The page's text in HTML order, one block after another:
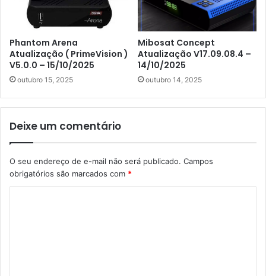
Phantom Arena
Atualização ( PrimeVision )
V5.0.0 – 15/10/2025
outubro 15, 2025
Mibosat Concept
Atualização V17.09.08.4 –
14/10/2025
outubro 14, 2025
Deixe um comentário
O seu endereço de e-mail não será publicado. Campos
obrigatórios são marcados com *